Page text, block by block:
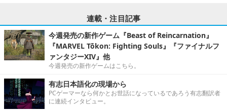
連載・注目記事
今週発売の新作ゲーム『Beast of Reincarnation』
『MARVEL Tōkon: Fighting Souls』『ファイナルフ
ァンタジーXIV』他
今週発売の新作ゲームはこちら。
有志日本語化の現場から
PCゲーマーなら何かとお世話になっているであろう有志翻訳者
に連続インタビュー。